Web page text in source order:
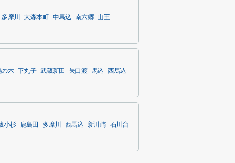
多摩川 大森本町 中馬込 南六郷
山王
の木 下丸子 武蔵新田 矢口渡 馬込
西馬込
小杉 鹿島田 多摩川 西馬込 新川崎 石川台